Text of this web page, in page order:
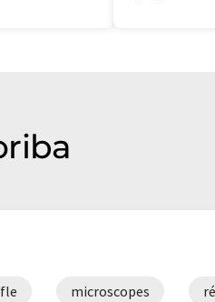
microscopes